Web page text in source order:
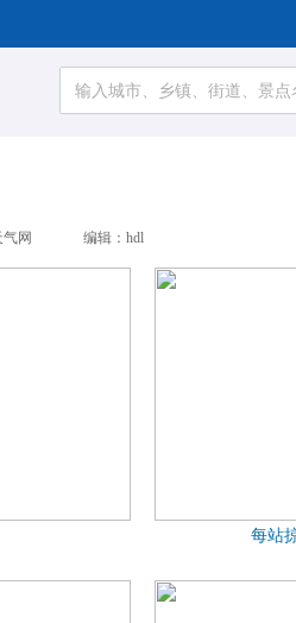
网 编辑：hdl
每站